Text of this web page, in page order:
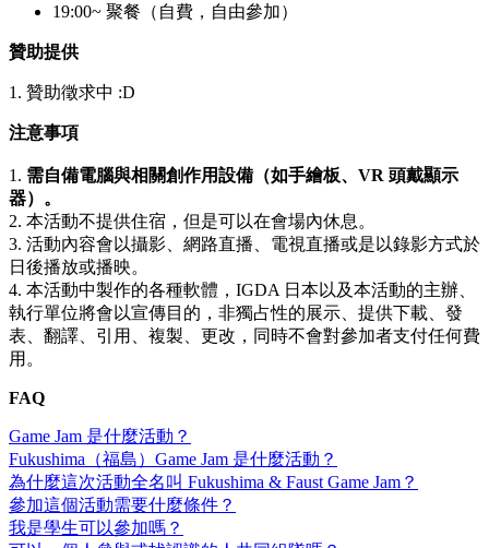
19:00~ 聚餐（自費，自由參加）
贊助提供
1. 贊助徵求中 :D
注意事項
1. 需自備電腦與相關創作用設備 （如手繪板、VR 頭戴顯示
器）。
2. 本活動不提供住宿，但是可以在會場內休息。
3. 活動內容會以攝影、網路直播、電視直播或是以錄影方式於
日後播放或播映。
4. 本活動中製作的各種軟體，IGDA 日本以及本活動的主辦、
執行單位將會以宣傳目的，非獨占性的展示、提供下載、發
表、翻譯、引用、複製、更改，同時不會對參加者支付任何費
用。
FAQ
Game Jam 是什麼活動？
Fukushima（福島）Game Jam 是什麼活動？
為什麼這次活動全名叫 Fukushima & Faust Game Jam？
參加這個活動需要什麼條件？
我是學生可以參加嗎？